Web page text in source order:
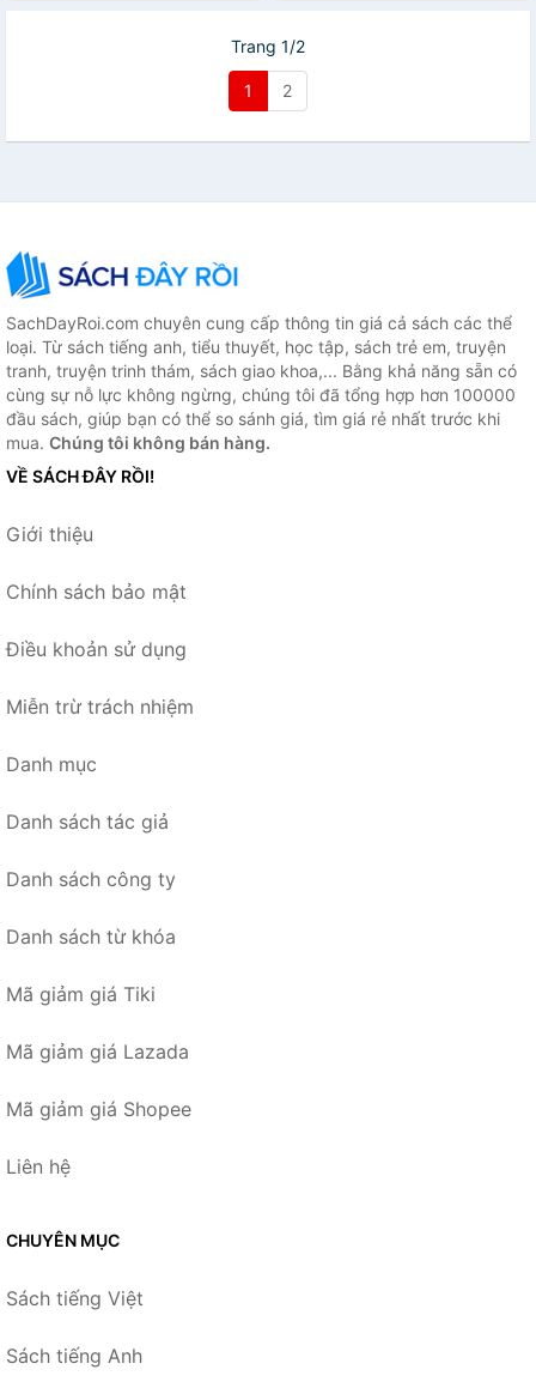
Trang 1/2
1 2
SachDayRoi.com chuyên cung cấp thông tin giá cả sách các thể
loại. Từ sách tiếng anh, tiểu thuyết, học tập, sách trẻ em, truyện
tranh, truyện trinh thám, sách giao khoa,... Bằng khả năng sẵn có
cùng sự nỗ lực không ngừng, chúng tôi đã tổng hợp hơn 100000
đầu sách, giúp bạn có thể so sánh giá, tìm giá rẻ nhất trước khi
mua. Chúng tôi không bán hàng.
VỀ SÁCH ĐÂY RỒI!
Giới thiệu
Chính sách bảo mật
Điều khoản sử dụng
Miễn trừ trách nhiệm
Danh mục
Danh sách tác giả
Danh sách công ty
Danh sách từ khóa
Mã giảm giá Tiki
Mã giảm giá Lazada
Mã giảm giá Shopee
Liên hệ
CHUYÊN MỤC
Sách tiếng Việt
Sách tiếng Anh